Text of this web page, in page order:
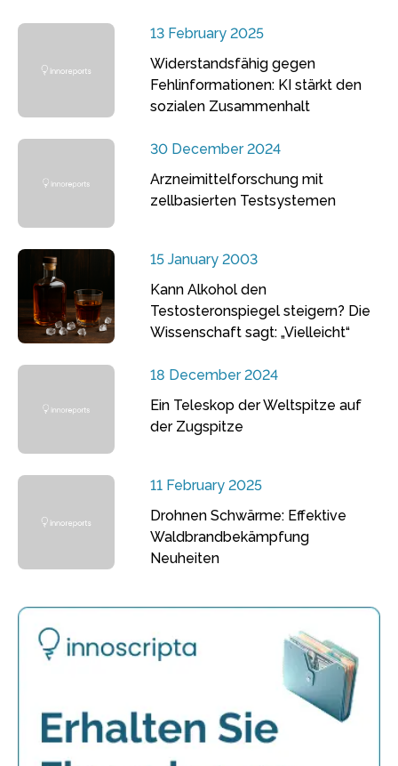
13 February 2025
Widerstandsfähig gegen
Fehlinformationen: KI stärkt den
sozialen Zusammenhalt
30 December 2024
Arzneimittelforschung mit
zellbasierten Testsystemen
15 January 2003
Kann Alkohol den
Testosteronspiegel steigern? Die
Wissenschaft sagt: „Vielleicht“
18 December 2024
Ein Teleskop der Weltspitze auf
der Zugspitze
11 February 2025
Drohnen Schwärme: Effektive
Waldbrandbekämpfung
Neuheiten